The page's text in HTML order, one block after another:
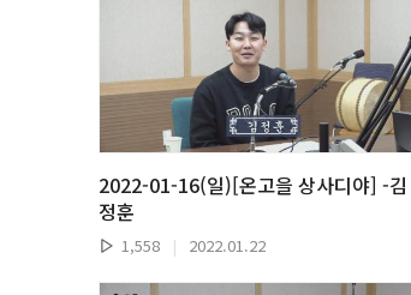
2022-01-16(일)[온고을 상사디야] -김
정훈
1,558 | 2022.01.22